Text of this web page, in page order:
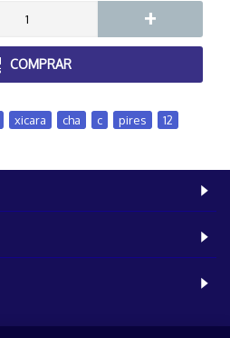
+
COMPRAR
xicara cha c pires 12